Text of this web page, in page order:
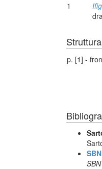
1
Struttura
p. [1] -
SBN